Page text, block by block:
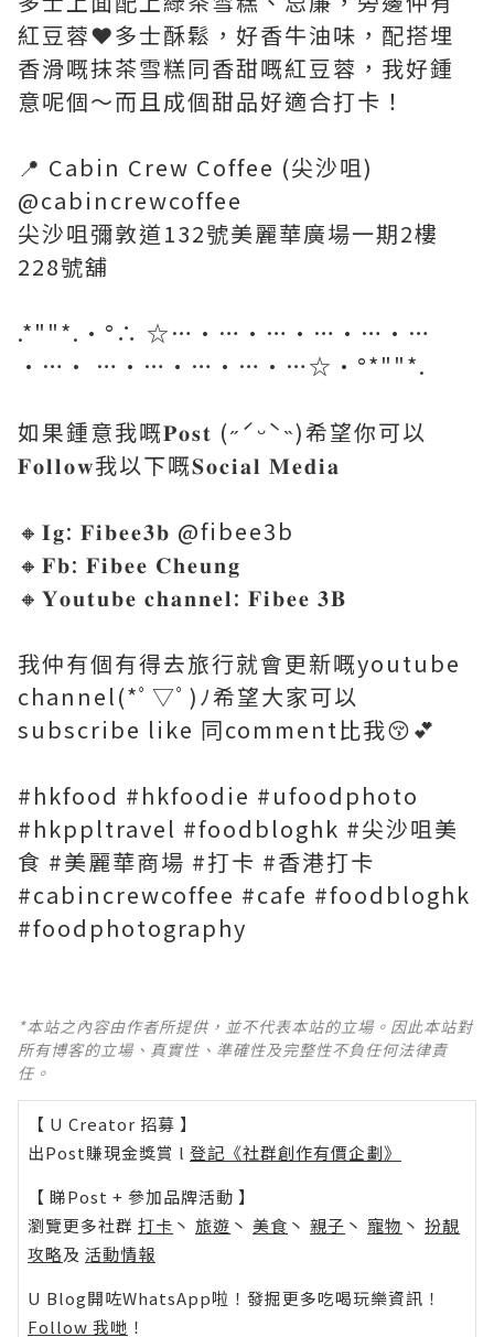
紅豆蓉❤️多士酥鬆，好香牛油味，配搭埋
香滑嘅抹茶雪糕同香甜嘅紅豆蓉，我好鍾
意呢個～而且成個甜品好適合打卡！
📍 Cabin Crew Coffee (尖沙咀)
@cabincrewcoffee
尖沙咀彌敦道132號美麗華廣場一期2樓
228號舖
.*""*.·°∴ ☆…·…·…·…·…·…
·…· …·…·…·…·…☆·°*""*.
如果鍾意我嘅𝐏𝐨𝐬𝐭 (˶ˊᵕˋ˵)希望你可以
𝐅𝐨𝐥𝐥𝐨𝐰我以下嘅𝐒𝐨𝐜𝐢𝐚𝐥 𝐌𝐞𝐝𝐢𝐚
🔸𝐈𝐠: 𝐅𝐢𝐛𝐞𝐞𝟑𝐛 @fibee3b
🔸𝐅𝐛: 𝐅𝐢𝐛𝐞𝐞 𝐂𝐡𝐞𝐮𝐧𝐠
🔸𝐘𝐨𝐮𝐭𝐮𝐛𝐞 𝐜𝐡𝐚𝐧𝐧𝐞𝐥: 𝐅𝐢𝐛𝐞𝐞 𝟑𝐁
我仲有個有得去旅行就會更新嘅youtube
channel(*ﾟ▽ﾟ)ﾉ希望大家可以
subscribe like 同comment比我😚💕
#hkfood #hkfoodie #ufoodphoto
#hkppltravel #foodbloghk #尖沙咀美
食 #美麗華商場 #打卡 #香港打卡
#cabincrewcoffee #cafe #foodbloghk
#foodphotography
*本站之內容由作者所提供，並不代表本站的立場。因此本站對
所有博客的立場、真實性、準確性及完整性不負任何法律責
任。
【 U Creator 招募 】
出Post賺現金獎賞 l 登記《社群創作有價企劃》
【 睇Post + 參加品牌活動 】
瀏覽更多社群 打卡 丶 旅遊 丶 美食 丶 親子 丶 寵物 丶 扮靚
攻略及 活動情報
U Blog開咗WhatsApp啦！發掘更多吃喝玩樂資訊！
Follow 我哋 ！